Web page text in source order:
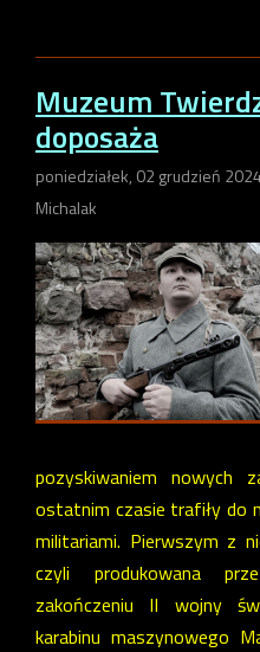
Muzeum
doposaża
poniedziałek, 02 grudzień
Michalak
pozyskiwaniem nowych
ostatnim czasie trafiły do
militariami. Pierwszym z
czyli produkowana
zakończeniu II wojny
karabinu maszynowego